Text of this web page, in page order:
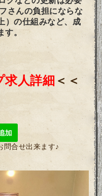
さんの負担にならな
）の仕組みなど、成
。
求人詳細 ＜＜
問合せ出来ます♪